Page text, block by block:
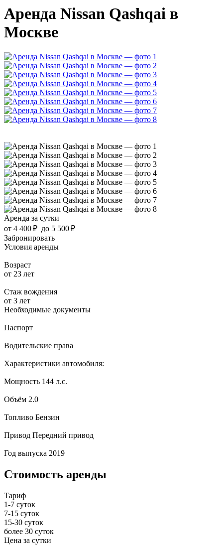
Аренда Nissan Qashqai в
Москве
Аренда за сутки
от 4 400 ₽ до 5 500 ₽
Забронировать
Условия аренды
Возраст
от 23 лет
Стаж вождения
от 3 лет
Необходимые документы
Паспорт
Водительские права
Характеристики автомобиля:
Мощность 144 л.с.
Объём 2.0
Топливо Бензин
Привод Передний привод
Год выпуска 2019
Стоимость аренды
Тариф
1-7 суток
7-15 суток
15-30 суток
более 30 суток
Цена за сутки